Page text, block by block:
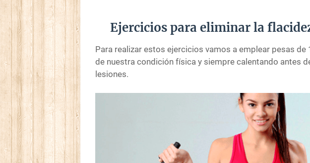
Ejercicios para eliminar la
Para realizar estos ejercicios vamos a emplear pesas de
de nuestra condición física y siempre calentando antes
lesiones.